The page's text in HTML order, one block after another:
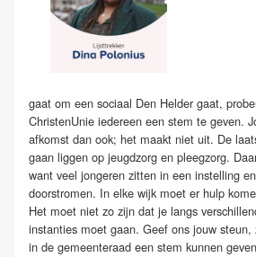
gaat om een sociaal Den Helder gaat,
ChristenUnie iedereen een stem te geven.
afkomst dan ook; het maakt niet uit. De
gaan liggen op jeugdzorg en pleegzorg.
want veel jongeren zitten in een instelling
doorstromen. In elke wijk moet er hulp
Het moet niet zo zijn dat je langs
instanties moet gaan. Geef ons jouw
in de gemeenteraad een stem kunnen